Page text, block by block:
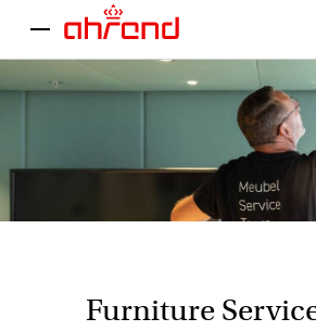
menu
Furniture